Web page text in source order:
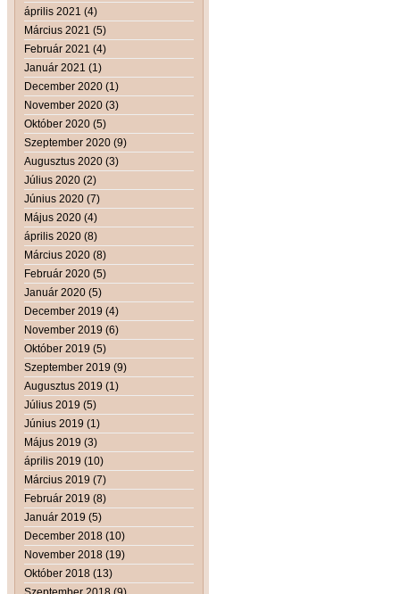
április 2021 (4)
Március 2021 (5)
Február 2021 (4)
Január 2021 (1)
December 2020 (1)
November 2020 (3)
Október 2020 (5)
Szeptember 2020 (9)
Augusztus 2020 (3)
Július 2020 (2)
Június 2020 (7)
Május 2020 (4)
április 2020 (8)
Március 2020 (8)
Február 2020 (5)
Január 2020 (5)
December 2019 (4)
November 2019 (6)
Október 2019 (5)
Szeptember 2019 (9)
Augusztus 2019 (1)
Július 2019 (5)
Június 2019 (1)
Május 2019 (3)
április 2019 (10)
Március 2019 (7)
Február 2019 (8)
Január 2019 (5)
December 2018 (10)
November 2018 (19)
Október 2018 (13)